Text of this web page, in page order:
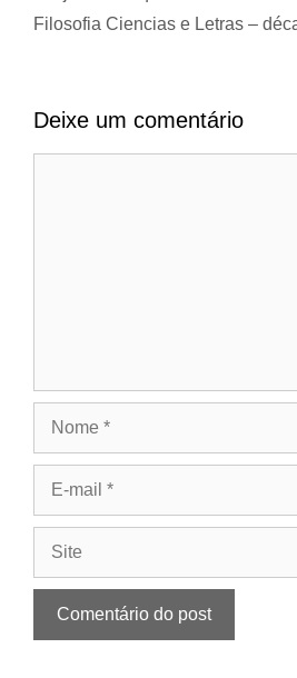
Filosofia Ciencias e Letras –
Deixe um comentário
mail